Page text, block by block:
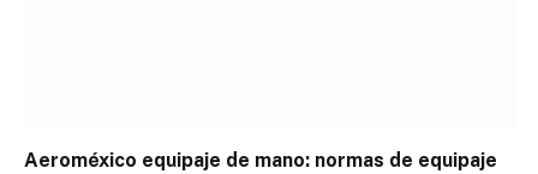
Aeroméxico equipaje de mano: normas de equipaje